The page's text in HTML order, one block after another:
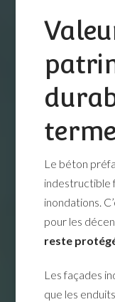
terme
Le béton
indestructible
inondations.
pour les
reste
Les façades
que les